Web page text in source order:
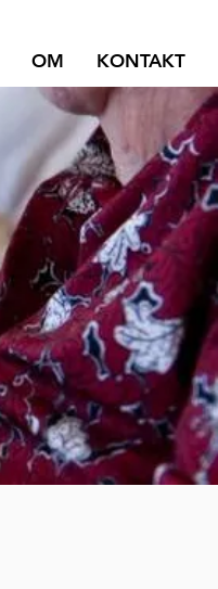
OM KONTAKT